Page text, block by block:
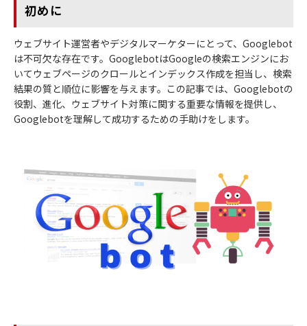
初めに
ウェブサイト運営者やデジタルマーケターにとって、Googlebot
は不可欠な存在です。GooglebotはGoogleの検索エンジンにお
いてウェブページのクロールとインデックス作成を担当し、検索
結果の質と順位に影響を与えます。この記事では、Googlebotの
役割、進化、ウェブサイト対策に関する重要な情報を提供し、
Googlebotを理解して成功するための手助けをします。